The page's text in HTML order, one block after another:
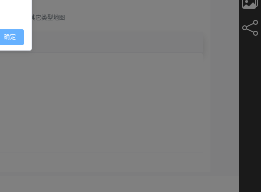
地图类型-其它类型地图
确定